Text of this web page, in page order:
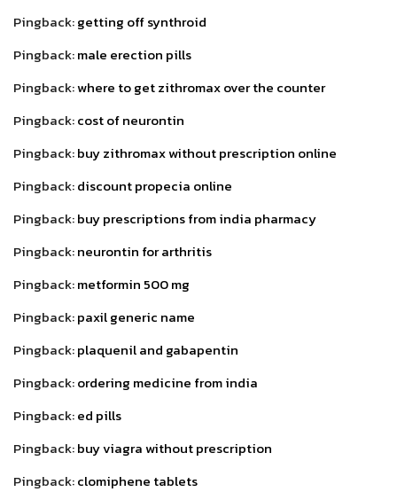
Pingback:getting off synthroid
Pingback:male erection pills
Pingback:where to get zithromax over the counter
Pingback:cost of neurontin
Pingback:buy zithromax without prescription online
Pingback:discount propecia online
Pingback:buy prescriptions from india pharmacy
Pingback:neurontin for arthritis
Pingback:metformin 500 mg
Pingback:paxil generic name
Pingback:plaquenil and gabapentin
Pingback:ordering medicine from india
Pingback:ed pills
Pingback:buy viagra without prescription
Pingback:clomiphene tablets